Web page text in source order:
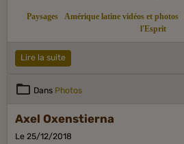
Paysages Amérique latine vidéos et photos
l'Esprit
Lire la suite
Dans Photos
Axel Oxenstierna
Le 25/12/2018